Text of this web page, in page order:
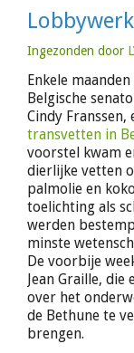
Ingezonden door
Enkele
Belgische
Cindy Franssen,
transvetten in
voorstel kwam
dierlijke vetten
palmolie en
toelichting als
werden
minste
De voorbije
Jean Graille, die
over het
de Bethune te
brengen.